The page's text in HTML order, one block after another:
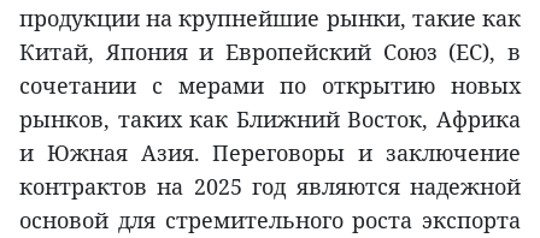
продукции на крупнейшие рынки, такие как
Китай, Япония и Европейский Союз (ЕС), в
сочетании с мерами по открытию новых
рынков, таких как Ближний Восток, Африка
и Южная Азия. Переговоры и заключение
контрактов на 2025 год являются надежной
основой для стремительного роста экспорта